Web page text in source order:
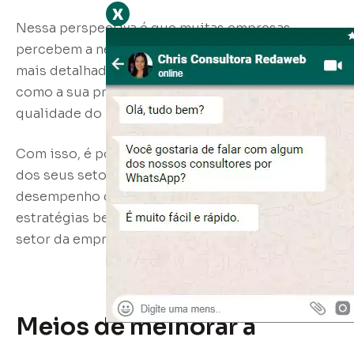
Nessa perspectiva é que muitas empresas
percebem a necessidade de um monitoramento
mais detalhado desses processos, pois a forma
como a sua produção é conduzida define a
qualidade do produto e o conceito da empresa.
Com isso, é possível aumentar a produtividade
dos seus setores e ter uma melhoria no
desempenho do seu negócio a partir de
estratégias bem aplicadas e eficientes para cada
setor da empresa.
Meios de melhorar a
x